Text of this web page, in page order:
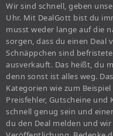
Wir sind schnell, geben
Uhr. Mit DealGott bist du
musst weder lange auf die
sorgen, dass du einen Deal
Schnäppchen sind
ausverkauft. Das heißt, du
denn sonst ist alles weg.
Kategorien wie zum
Preisfehler, Gutscheine
schnell genug sein und
du den Deal melden und